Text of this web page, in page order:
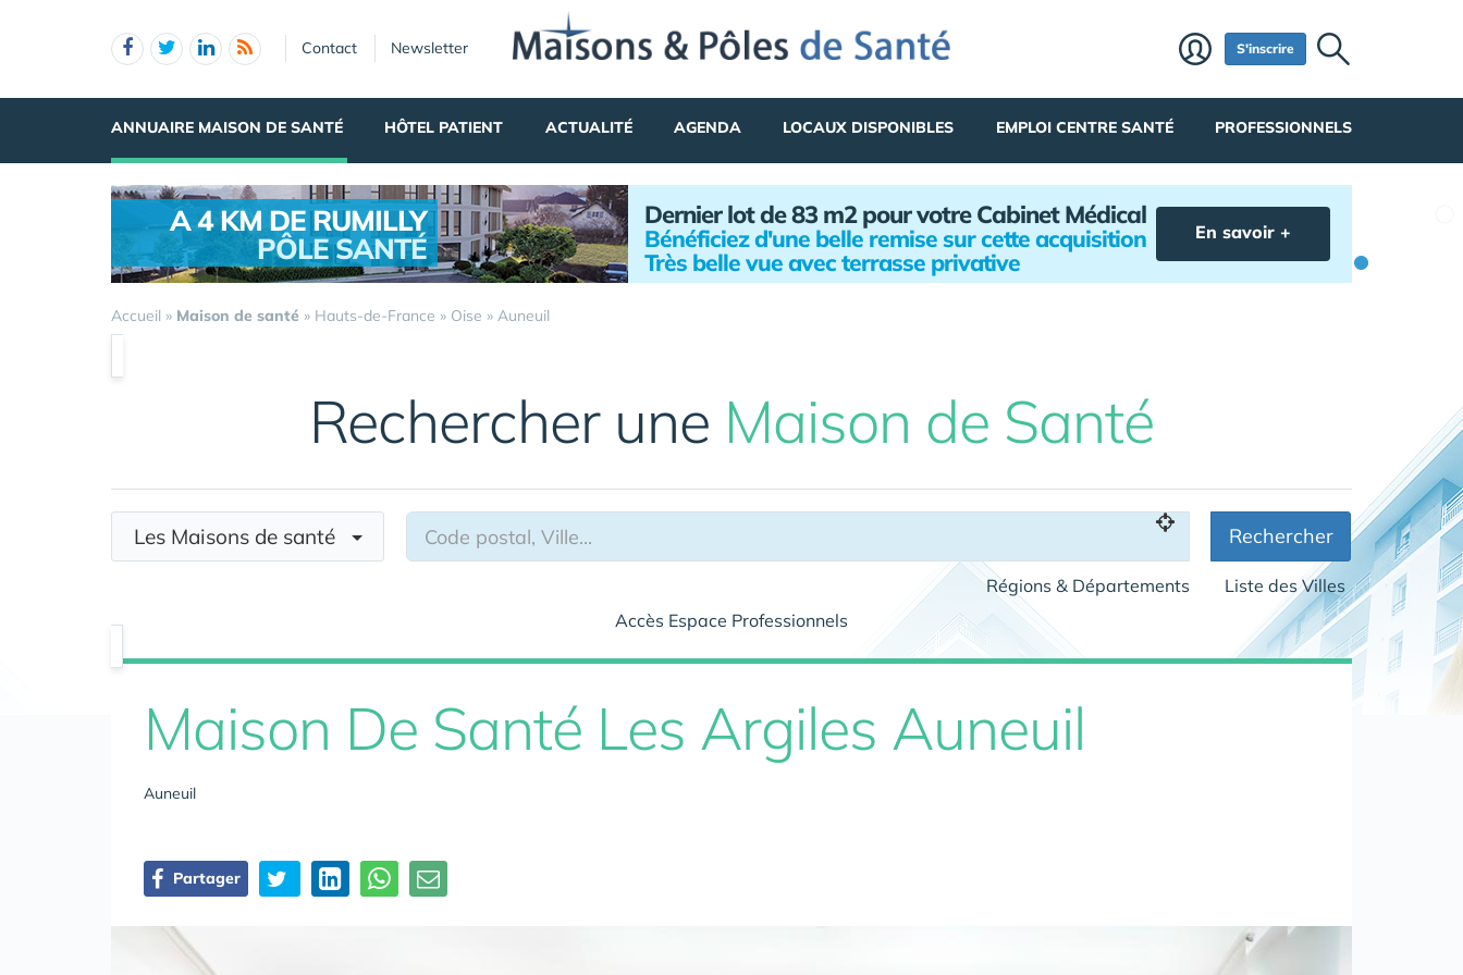
Contact Newsletter S'inscrire
ANNUAIRE MAISON DE SANTÉ HÔTEL PATIENT ACTUALITÉ AGENDA LOCAUX DISPONIBLES EMPLOI CENTRE SANTÉ PROFESSIONNELS
A 4 KM DE RUMILLY
PÔLE SANTÉ
Dernier lot de 83 m2 pour votre Cabinet Médical
Bénéficiez d'une belle remise sur cette acquisition
Très belle vue avec terrasse privative
En savoir +
Accueil » Maison de santé » Hauts-de-France » Oise » Auneuil
Rechercher une Maison de Santé
Les Maisons de santé Rechercher
Régions & Départements
Liste des Villes
Accès Espace Professionnels
Maison De Santé Les Argiles Auneuil
Auneuil
Partager